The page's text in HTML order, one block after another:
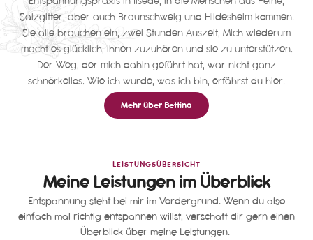
Salzgitter, aber auch Braunschweig und Hildesheimkommen.
Sie alle brauchen ein, zwei Stunden Auszeit, Mich wiederum
macht es glücklich, ihnen zuzuhören und sie zu unterstützen.
Der Weg, der mich dahin geführt hat, war nicht ganz
schnörkellos. Wie ich wurde, was ich bin, erfährst du hier.
Mehr über Bettina
LEISTUNGSÜBERSICHT
Meine Leistungen im Überblick
Entspannung steht bei mir im Vordergrund. Wenn du also
einfach mal richtig entspannen willst, verschaff dir gern einen
Überblick über meine Leistungen.